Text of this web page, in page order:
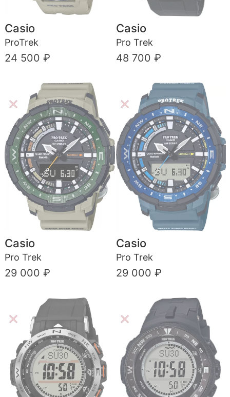
Casio
ProTrek
24 500 ₽
Casio
Pro Trek
48 700 ₽
Casio
Pro Trek
29 000 ₽
Casio
Pro Trek
29 000 ₽